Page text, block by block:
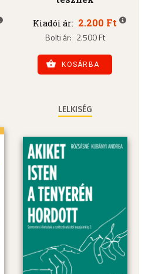
Kiadói ár: 2.200 Ft
Bolti ár: 2.500 Ft
KOSÁRBA
LELKISÉG